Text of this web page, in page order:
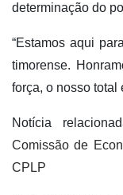
determinação do
“Estamos aqui
timorense.
força, o nosso total
Notícia
Comissão de
CPLP